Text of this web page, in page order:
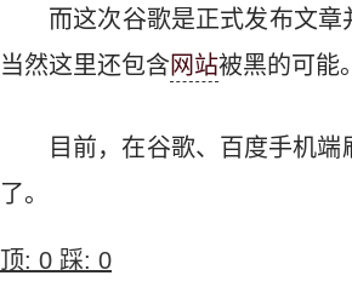
而这次谷歌是正式发布文章
当然这里还包含网站被黑的可能。
目前，在谷歌、百度手机
了。
顶: 0 踩: 0